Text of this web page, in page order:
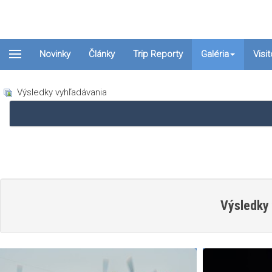
Novinky Články Trip Reporty Galéria
Výsledky vyhľadávania